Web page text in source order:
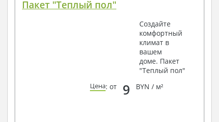
Пакет "Теплый пол"
Создайте
комфортный
климат в
вашем
доме. Пакет
"Теплый пол"
Цена: от 9 BYN / м²